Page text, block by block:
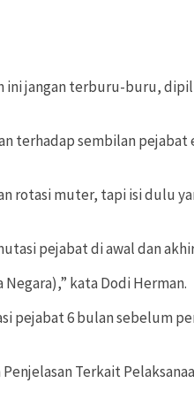
ini jangan terburu-buru,
terhadap sembilan pejabat
rotasi muter, tapi isi dulu
pejabat di awal dan
kata Dodi Herman.
pejabat 6 bulan sebelum
Terkait